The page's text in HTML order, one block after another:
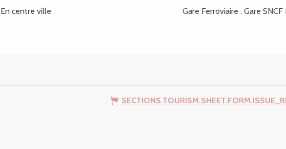
En centre ville Gare Ferroviaire : Gare